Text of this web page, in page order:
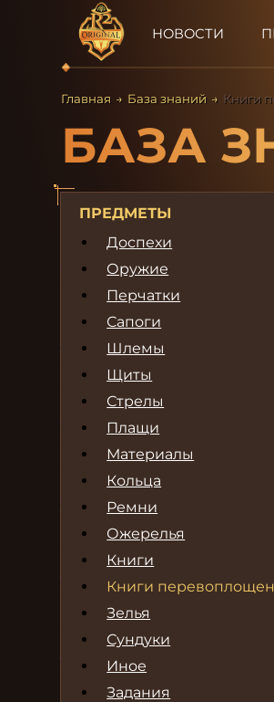
НОВОСТИ
Главная → База знаний → Книги
БАЗА
ПРЕДМЕТЫ
Доспехи
Оружие
Перчатки
Сапоги
Шлемы
Щиты
Стрелы
Плащи
Материалы
Кольца
Ремни
Ожерелья
Книги
Книги
Зелья
Сундуки
Иное
Задания